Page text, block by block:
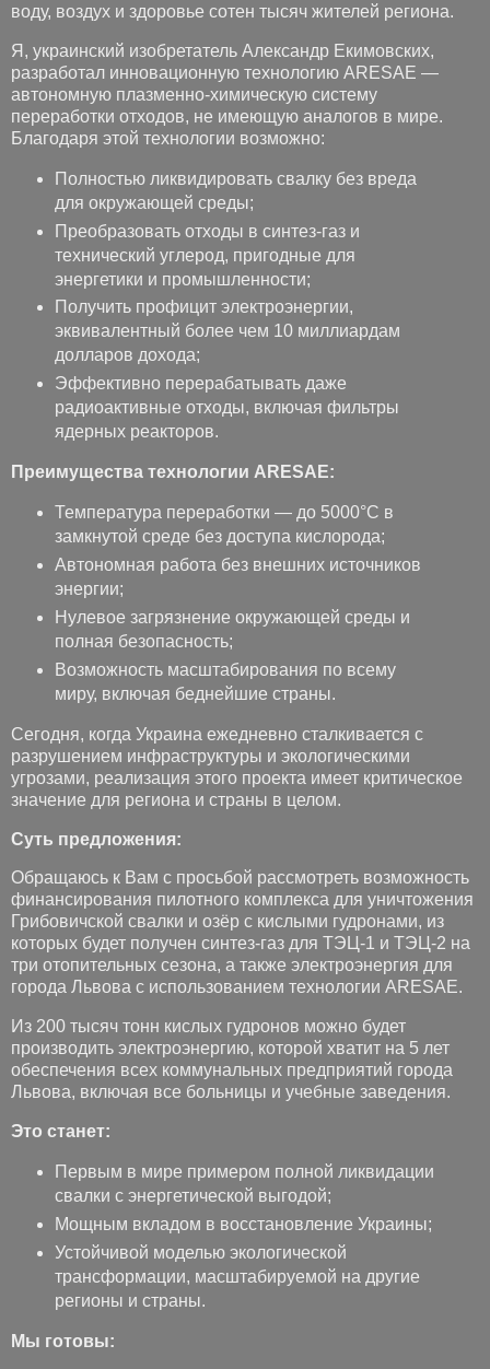
воду, воздух и здоровье сотен тысяч жителей региона.
Я, украинский изобретатель Александр Екимовских,
разработал инновационную технологию ARESAE —
автономную плазменно-химическую систему
переработки отходов, не имеющую аналогов в мире.
Благодаря этой технологии возможно:
Полностью ликвидировать свалку без вреда
для окружающей среды;
Преобразовать отходы в синтез-газ и
технический углерод, пригодные для
энергетики и промышленности;
Получить профицит электроэнергии,
эквивалентный более чем 10 миллиардам
долларов дохода;
Эффективно перерабатывать даже
радиоактивные отходы, включая фильтры
ядерных реакторов.
Преимущества технологии ARESAE:
Температура переработки — до 5000°C в
замкнутой среде без доступа кислорода;
Автономная работа без внешних источников
энергии;
Нулевое загрязнение окружающей среды и
полная безопасность;
Возможность масштабирования по всему
миру, включая беднейшие страны.
Сегодня, когда Украина ежедневно сталкивается с
разрушением инфраструктуры и экологическими
угрозами, реализация этого проекта имеет критическое
значение для региона и страны в целом.
Суть предложения:
Обращаюсь к Вам с просьбой рассмотреть возможность
финансирования пилотного комплекса для уничтожения
Грибовичской свалки и озёр с кислыми гудронами, из
которых будет получен синтез-газ для ТЭЦ-1 и ТЭЦ-2 на
три отопительных сезона, а также электроэнергия для
города Львова с использованием технологии ARESAE.
Из 200 тысяч тонн кислых гудронов можно будет
производить электроэнергию, которой хватит на 5 лет
обеспечения всех коммунальных предприятий города
Львова, включая все больницы и учебные заведения.
Это станет:
Первым в мире примером полной ликвидации
свалки с энергетической выгодой;
Мощным вкладом в восстановление Украины;
Устойчивой моделью экологической
трансформации, масштабируемой на другие
регионы и страны.
Мы готовы: